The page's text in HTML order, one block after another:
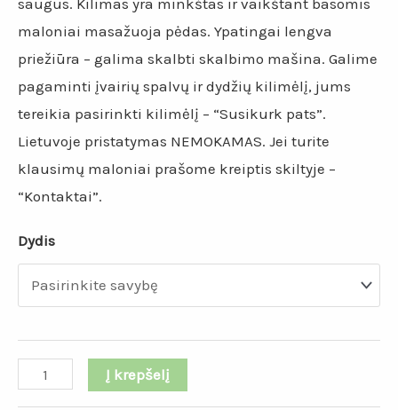
saugus. Kilimas yra minkštas ir vaikštant basomis
maloniai masažuoja pėdas. Ypatingai lengva
priežiūra – galima skalbti skalbimo mašina. Galime
pagaminti įvairių spalvų ir dydžių kilimėlį, jums
tereikia pasirinkti kilimėlį – “Susikurk pats”.
Lietuvoje pristatymas NEMOKAMAS. Jei turite
klausimų maloniai prašome kreiptis skiltyje –
“Kontaktai”.
Dydis
Į krepšelį